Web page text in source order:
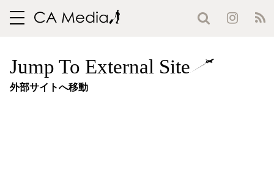
toggle
Jump To External Site
外部サイトへ移動